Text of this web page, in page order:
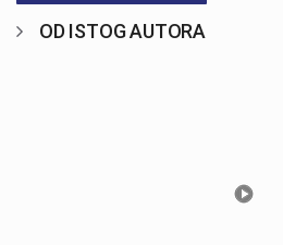
OD ISTOG AUTORA